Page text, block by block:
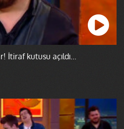
kutusu açıldı...